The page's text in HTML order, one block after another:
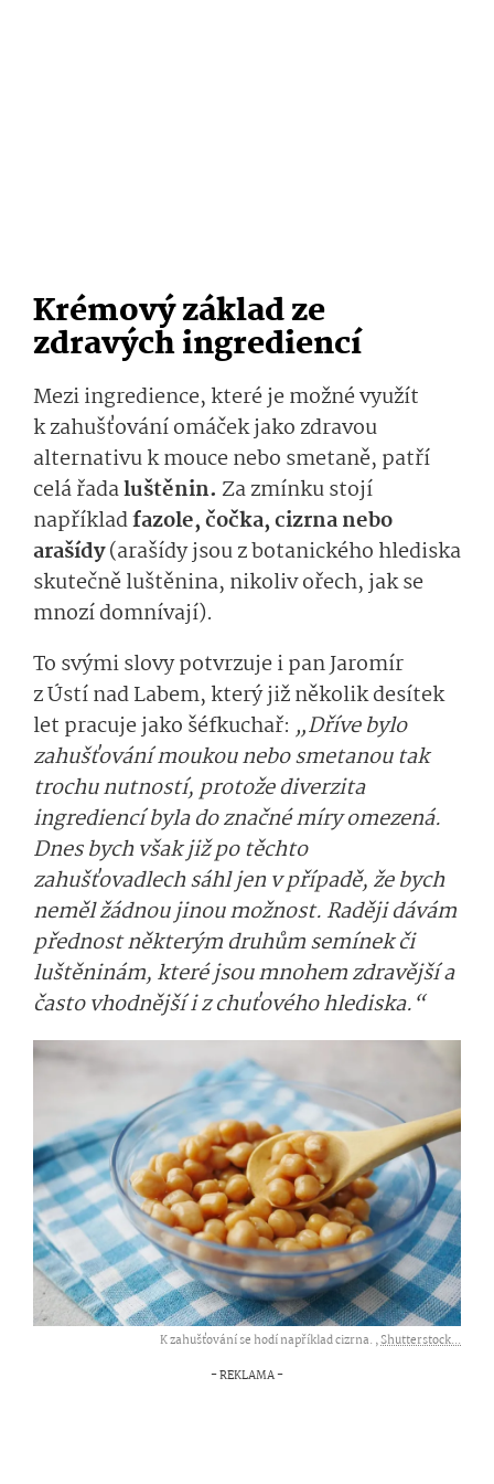
Krémový základ ze
zdravých ingrediencí
Mezi ingredience, které je možné využít
k zahušťování omáček jako zdravou
alternativu k mouce nebo smetaně, patří
celá řadaluštěnin. Za zmínku stojí
napříkladfazole, čočka, cizrna nebo
arašídy(arašídy jsou z botanického hlediska
skutečně luštěnina, nikoliv ořech, jak se
mnozí domnívají).
To svými slovy potvrzuje i pan Jaromír
z Ústí nad Labem, který již několik desítek
let pracuje jako šéfkuchař: „Dříve bylo
zahušťování moukou nebo smetanou tak
trochu nutností, protože diverzita
ingrediencí byla do značné míry omezená.
Dnes bych však již po těchto
zahušťovadlech sáhl jen v případě, že bych
neměl žádnou jinou možnost. Raději dávám
přednost některým druhům semínek či
luštěninám, které jsou mnohem zdravější a
často vhodnější i z chuťového hlediska.“
K zahušťování se hodí například cizrna. ,Shutterstock...